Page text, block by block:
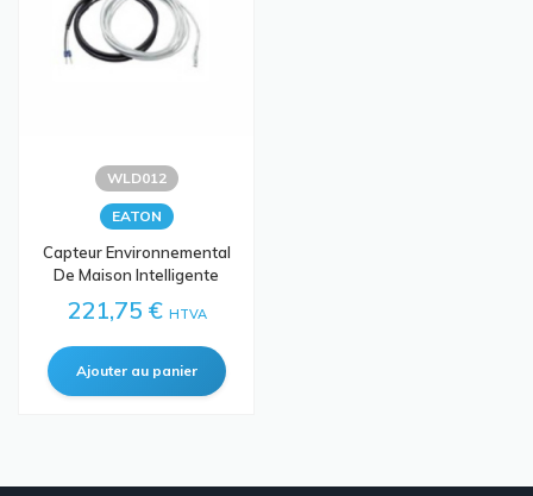
WLD012
EATON
Capteur Environnemental
De Maison Intelligente
221,75 € HTVA